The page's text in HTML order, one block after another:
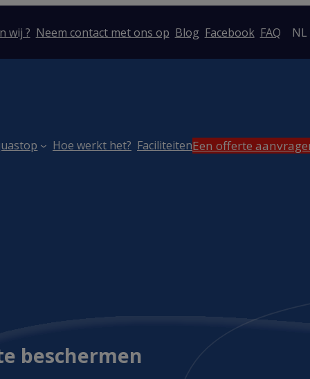
wij ? Neem contact met ons op Blog Facebook FAQ NL
Hoe werkt het? FaciliteitenEen offerte
beschermen